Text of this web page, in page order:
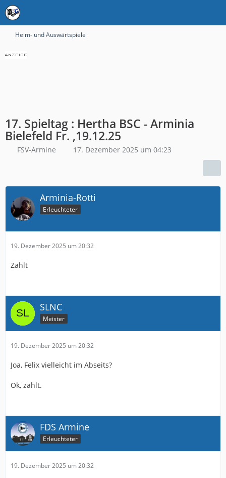
Heim- und Auswärtspiele
17. Spieltag : Hertha BSC - Arminia
Bielefeld Fr. ,19.12.25
FSV-Armine 17. Dezember 2025 um 04:23
Arminia-Rotti
Erleuchteter
19. Dezember 2025 um 20:32
Zählt
SLNC
Meister
19. Dezember 2025 um 20:32
Joa, Felix vielleicht im Abseits?
Ok, zählt.
FDS Armine
Erleuchteter
19. Dezember 2025 um 20:32